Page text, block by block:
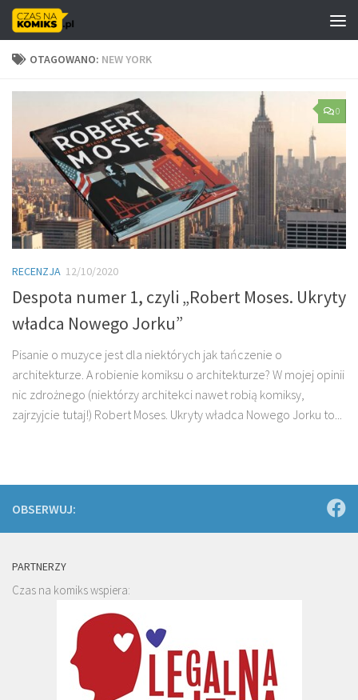
Skip to content
OTAGOWANO: NEW YORK
0
RECENZJA 12/10/2020
Despota numer 1, czyli „Robert Moses. Ukryty
władca Nowego Jorku”
Pisanie o muzyce jest dla niektórych jak tańczenie o
architekturze. A robienie komiksu o architekturze? W mojej opinii
nic zdrożnego (niektórzy architekci nawet robią komiksy,
zajrzyjcie tutaj!) Robert Moses. Ukryty władca Nowego Jorku to...
OBSERWUJ:
PARTNERZY
Czas na komiks wspiera: